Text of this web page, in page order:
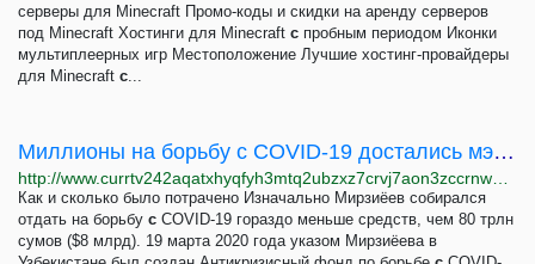
серверы для Minecraft Промо-коды и скидки на аренду серверов
под Minecraft Хостинги для Minecraft с пробным периодом Иконки
мультиплеерных игр Местоположение Лучшие хостинг-провайдеры
для Minecraft с...
Миллионы на борьбу с COVID-19 достались мэру Ташкента, связанному с "Газпромом" олигарху и...
Как и сколько было потрачено Изначально Мирзиёев собирался
отдать на борьбу с COVID-19 гораздо меньше средств, чем 80 трлн
сумов ($8 млрд). 19 марта 2020 года указом Мирзиёева в